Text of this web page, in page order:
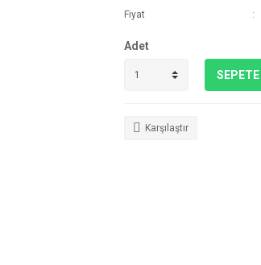
Fiyat
Adet
SEPETE
Karşılaştır